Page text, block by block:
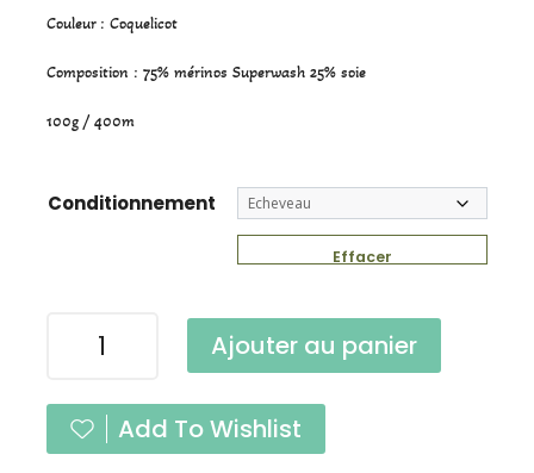
Couleur : Coquelicot
Composition : 75% mérinos Superwash 25% soie
100g / 400m
Conditionnement
Effacer
Coquelicot
Fingering
Ajouter au panier
Add To Wishlist